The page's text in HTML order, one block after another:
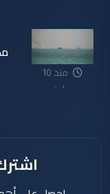
منذ 10
ساعة